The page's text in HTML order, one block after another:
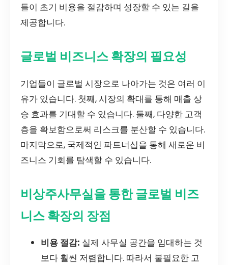
들이 초기 비용을 절감하며 성장할 수 있는 길을
제공합니다.
글로벌 비즈니스 확장의 필요성
기업들이 글로벌 시장으로 나아가는 것은 여러 이
유가 있습니다. 첫째, 시장의 확대를 통해 매출 상
승 효과를 기대할 수 있습니다. 둘째, 다양한 고객
층을 확보함으로써 리스크를 분산할 수 있습니다.
마지막으로, 국제적인 파트너십을 통해 새로운 비
즈니스 기회를 탐색할 수 있습니다.
비상주사무실을 통한 글로벌 비즈
니스 확장의 장점
비용 절감: 실제 사무실 공간을 임대하는 것
보다 훨씬 저렴합니다. 따라서 불필요한 고